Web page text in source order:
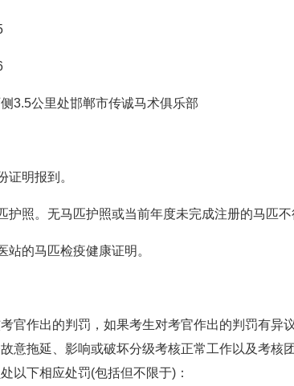
3.5公里处邯郸市传诚马术俱乐部
证明报到。
照。无马匹护照或当前年度未完成注册的马匹不
的马匹检疫健康证明。
官作出的判罚，如果考生对考官作出的判罚有异
意拖延、影响或破坏分级考核正常工作以及考核
以下相应处罚(包括但不限于)：